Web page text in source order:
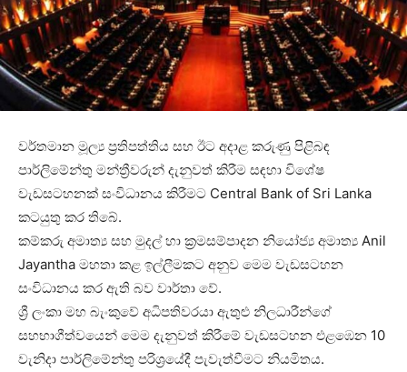
වර්තමාන මූල්‍ය ප්‍රතිපත්තිය සහ ඊට අදාළ කරුණු පිළිබඳ
පාර්ලිමේන්තු මන්ත්‍රීවරුන් දැනුවත් කිරීම සඳහා විශේෂ
වැඩසටහනක් සංවිධානය කිරීමට Central Bank of Sri Lanka
කටයුතු කර තිබේ.
කම්කරු අමාත්‍ය සහ මුදල් හා ක්‍රමසම්පාදන නියෝජ්‍ය අමාත්‍ය Anil
Jayantha මහතා කළ ඉල්ලීමකට අනුව මෙම වැඩසටහන
සංවිධානය කර ඇති බව වාර්තා වේ.
ශ්‍රී ලංකා මහ බැංකුවේ අධිපතිවරයා ඇතුළු නිලධාරීන්ගේ
සහභාගීත්වයෙන් මෙම දැනුවත් කිරීමේ වැඩසටහන එළඹෙන 10
වැනිදා පාර්ලිමේන්තු පරිශ්‍රයේදී පැවැත්වීමට නියමිතය.